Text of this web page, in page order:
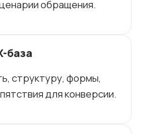
обращения.
база
структуру, формы,
для конверсии.